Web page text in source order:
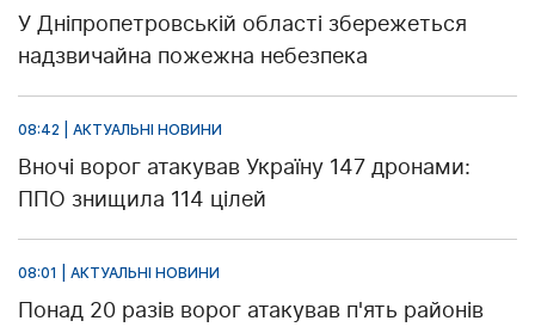
У Дніпропетровській області збережеться
надзвичайна пожежна небезпека
08:42 | АКТУАЛЬНІ НОВИНИ
Вночі ворог атакував Україну 147 дронами:
ППО знищила 114 цілей
08:01 | АКТУАЛЬНІ НОВИНИ
Понад 20 разів ворог атакував п'ять районів